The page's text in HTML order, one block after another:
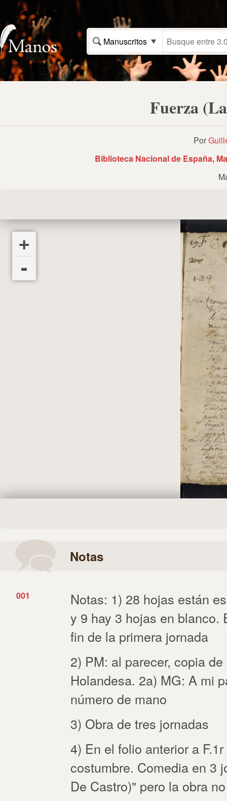
Manuscritos
Fuerza
Por
Biblioteca Nacional de España,
Notas
001
Notas: 1) 28 hojas están
y 9 hay 3 hojas en blanco.
fin de la primera jornada
2) PM: al parecer, copia
Holandesa. 2a) MG: A mi
número de mano
3) Obra de tres jornadas
4) En el folio anterior a
costumbre. Comedia en 3
De Castro)" pero la obra